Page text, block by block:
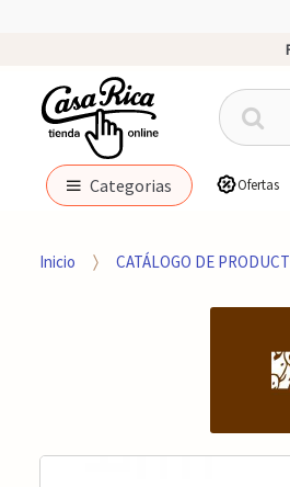
B
u
c
p
r
Categorias Ofertas
Inicio CATÁLOGO DE